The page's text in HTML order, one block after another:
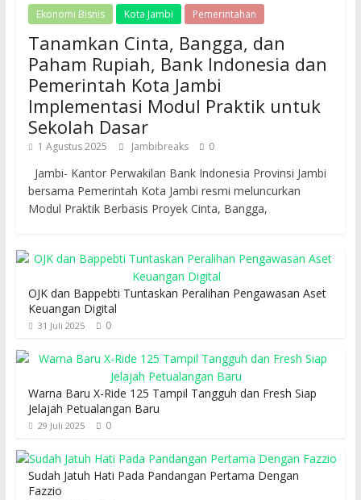
Ekonomi Bisnis Kota Jambi Pemerintahan
Tanamkan Cinta, Bangga, dan
Paham Rupiah, Bank Indonesia dan
Pemerintah Kota Jambi
Implementasi Modul Praktik untuk
Sekolah Dasar
1 Agustus 2025 Jambibreaks 0
Jambi- Kantor Perwakilan Bank Indonesia Provinsi Jambi
bersama Pemerintah Kota Jambi resmi meluncurkan
Modul Praktik Berbasis Proyek Cinta, Bangga,
OJK dan Bappebti Tuntaskan Peralihan Pengawasan Aset
Keuangan Digital
31 Juli 2025 0
Warna Baru X-Ride 125 Tampil Tangguh dan Fresh Siap
Jelajah Petualangan Baru
29 Juli 2025 0
Sudah Jatuh Hati Pada Pandangan Pertama Dengan
Fazzio